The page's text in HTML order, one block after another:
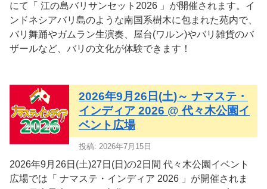
にて「 江の島バリサンセット2026 」が開催されます。イ
ンドネシアバリ島のような南国系樹木に包まれた苑内で、
バリ舞踊やガムラン生演奏、屋台(ワルン)やバリ雑貨のバ
ザールなど、バリの文化が体験できます！
2026年9月26日(土)～ ナマステ・
インディア 2026 @ 代々木公園イ
ベント広場
投稿: 2026年7月15日
2026年9月26日(土)27日(日)の2日間 代々木公園イベント
広場では「 ナマステ・インディア 2026 」が開催されま